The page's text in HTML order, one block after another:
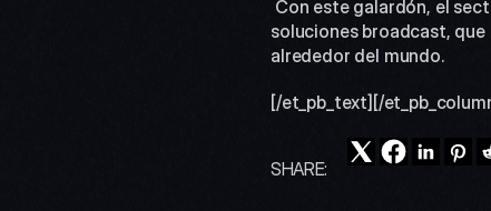
soluciones broadcast,
alrededor del mundo.
[/et_pb_text][/
SHARE: